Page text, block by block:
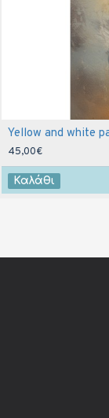
Yellow and white
45,00€
Καλάθι